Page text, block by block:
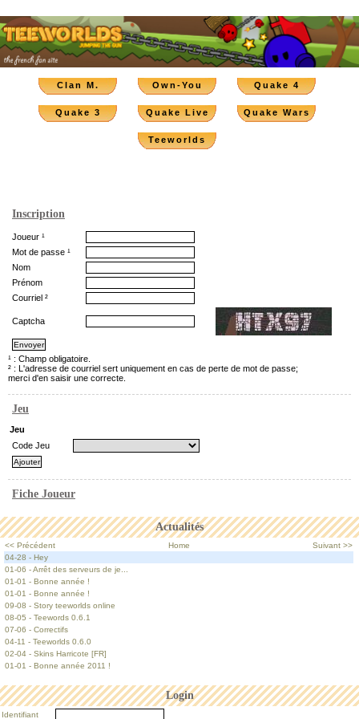
Clan M. Own-You Quake 4
Quake 3 Quake Live Quake Wars
Teeworlds
Actualités
<< Précédent Home
Suivant >>
04-28 - Hey
01-06 - Arrêt des serveurs de je...
01-01 - Bonne année !
01-01 - Bonne année !
09-08 - Story teeworlds online
08-05 - Teewords 0.6.1
07-06 - Correctifs
04-11 - Teeworlds 0.6.0
02-04 - Skins Harricote [FR]
01-01 - Bonne année 2011 !
Login
Identifiant
Inscription
Joueur ¹
Mot de passe ¹
Nom
Prénom
Courriel ²
Captcha
¹ : Champ obligatoire.
² : L'adresse de courriel sert uniquement en cas de perte de mot de passe;
merci d'en saisir une correcte.
Jeu
Jeu
Code Jeu
Fiche Joueur